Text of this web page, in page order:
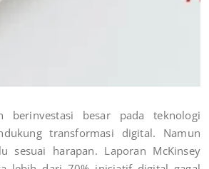
berinvestasi besar pada teknologi
transformasi digital. Namun
sesuai harapan. Laporan McKinsey